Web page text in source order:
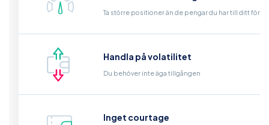
Ta större positioner än de pengar du har till ditt
Handla på volatilitet
Du behöver inte äga tillgången
Inget courtage